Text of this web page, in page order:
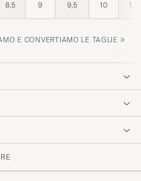
8,5 9 9,5 10
E CONVERTIAMO LE TAGLIE »